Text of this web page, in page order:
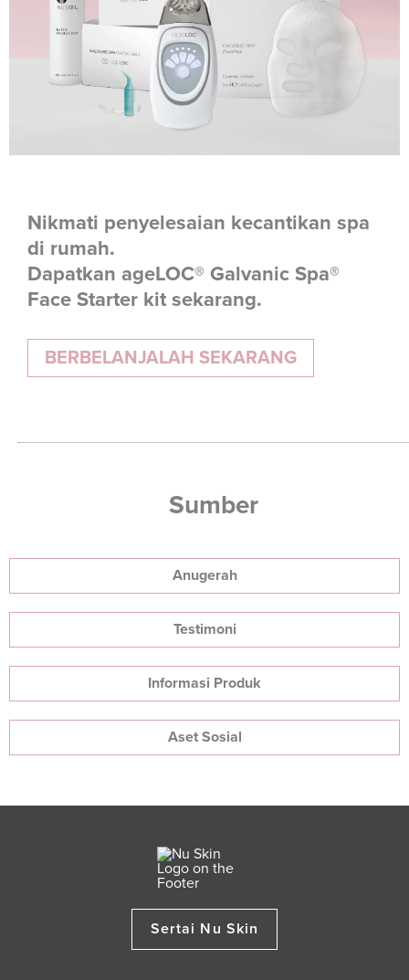
Nikmati penyelesaian kecantikan spa
di rumah.
Dapatkan ageLOC® Galvanic Spa®
Face Starter kit sekarang.
BERBELANJALAH SEKARANG
Sumber
Anugerah
Testimoni
Informasi Produk
Aset Sosial
Sertai Nu Skin